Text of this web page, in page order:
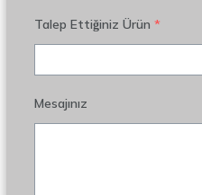
Talep Ettiğiniz Ürün *
Mesajınız